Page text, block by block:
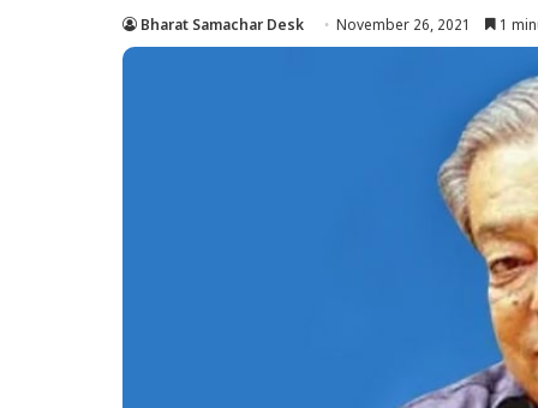
Bharat Samachar Desk November 26, 2021 1